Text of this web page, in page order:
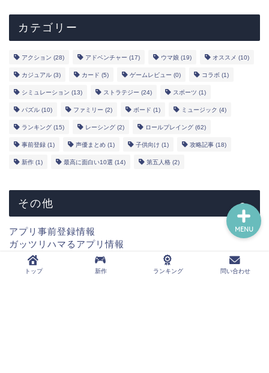
カテゴリー
アクション (28) アドベンチャー (17) ウマ娘 (19) オススメ (10)
カジュアル (3) カード (5) ゲームレビュー (0) コラボ (1)
シミュレーション (13) ストラテジー (24) スポーツ (1)
パズル (10) ファミリー (2) ボード (1) ミュージック (4)
ランキング (15) レーシング (2) ロールプレイング (62)
事前登録 (1) 声優まとめ (1) 子供向け (1) 攻略記事 (18)
新作 (1) 最高に面白い10選 (14) 第五人格 (2)
その他
アプリ事前登録情報
ガッツリハマるアプリ情報
新作情報
コラボ情報
トップ 新作 ランキング 問い合わせ
MENU
事前登録
声優
YouTube
問い合わせ